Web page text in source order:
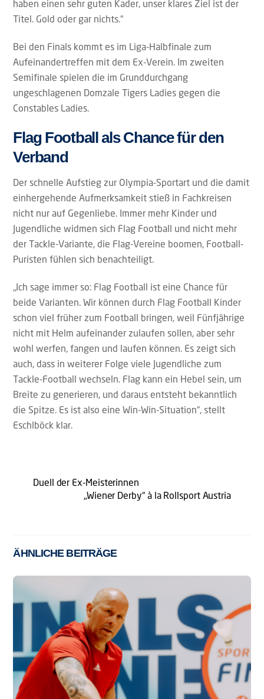
haben einen sehr guten Kader, unser klares Ziel ist der
Titel. Gold oder gar nichts.“
Bei den Finals kommt es im Liga-Halbfinale zum
Aufeinandertreffen mit dem Ex-Verein. Im zweiten
Semifinale spielen die im Grunddurchgang
ungeschlagenen Domzale Tigers Ladies gegen die
Constables Ladies.
Flag Football als Chance für den
Verband
Der schnelle Aufstieg zur Olympia-Sportart und die damit
einhergehende Aufmerksamkeit stieß in Fachkreisen
nicht nur auf Gegenliebe. Immer mehr Kinder und
Jugendliche widmen sich Flag Football und nicht mehr
der Tackle-Variante, die Flag-Vereine boomen, Football-
Puristen fühlen sich benachteiligt.
„Ich sage immer so: Flag Football ist eine Chance für
beide Varianten. Wir können durch Flag Football Kinder
schon viel früher zum Football bringen, weil Fünfjährige
nicht mit Helm aufeinander zulaufen sollen, aber sehr
wohl werfen, fangen und laufen können. Es zeigt sich
auch, dass in weiterer Folge viele Jugendliche zum
Tackle-Football wechseln. Flag kann ein Hebel sein, um
Breite zu generieren, und daraus entsteht bekanntlich
die Spitze. Es ist also eine Win-Win-Situation“, stellt
Eschlböck klar.
Duell der Ex-Meisterinnen
„Wiener Derby“ à la Rollsport Austria
ÄHNLICHE BEITRÄGE